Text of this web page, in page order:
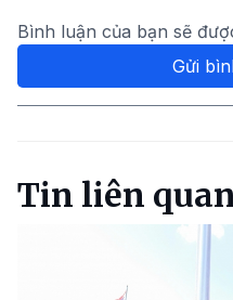
Bình luận của bạn sẽ
Gửi
Tin liên